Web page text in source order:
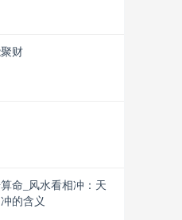
财
命_风水看相冲：天
的含义